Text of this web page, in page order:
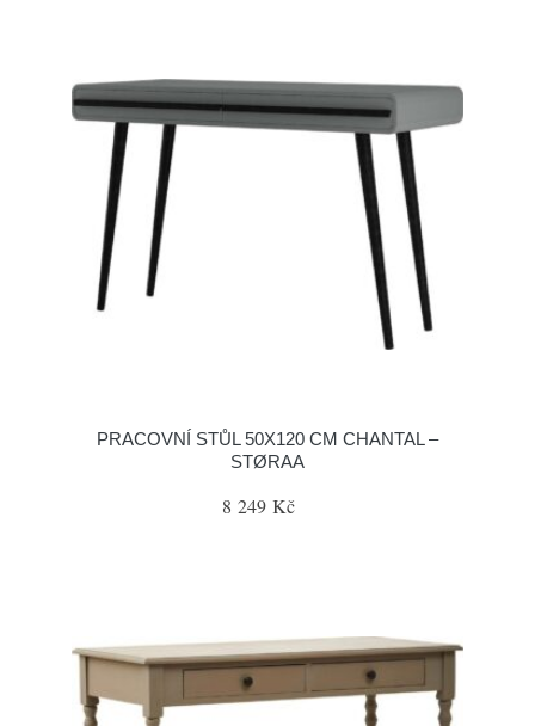
PRACOVNÍ STŮL 50X120 CM CHANTAL –
STØRAA
8 249 Kč